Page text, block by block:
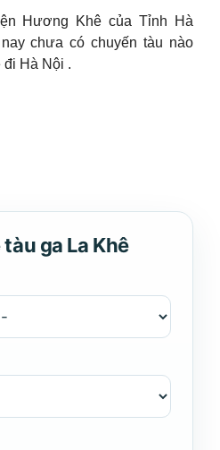
Hương Khê của Tỉnh Hà
chưa có chuyến tàu nào
đi Hà Nội .
ga La Khê